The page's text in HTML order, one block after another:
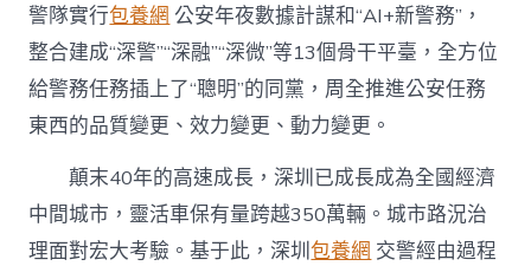
警隊實行包養網 公安年夜數據計謀和“AI+新警務”，
整合建成“深警”“深融”“深微”等13個骨干平臺，全方位
給警務任務插上了“聰明”的同黨，周全推進公安任務
東西的品質變更、效力變更、動力變更。
顛末40年的高速成長，深圳已成長成為全國經濟
中間城市，靈活車保有量跨越350萬輛。城市路況治
理面對宏大考驗。基于此，深圳包養網 交警經由過程